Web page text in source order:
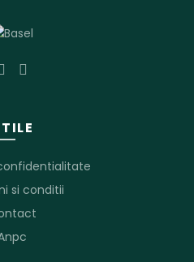
si conditii